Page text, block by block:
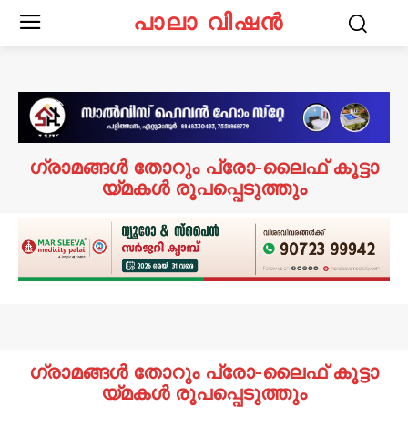
പാലാ വിഷൻ
ഗ്രാ​മ​ങ്ങ​ള്‍​ തോ​റും പ്രോ-​ലൈ​ഫ് കൂ​ട്ടാ​
യ്മ​ക​ള്‍ രൂ​പ​പ്പെ​ടു​ത്തും
ഗ്രാ​മ​ങ്ങ​ള്‍​ തോ​റും പ്രോ-​ലൈ​ഫ് കൂ​ട്ടാ​
യ്മ​ക​ള്‍ രൂ​പ​പ്പെ​ടു​ത്തും